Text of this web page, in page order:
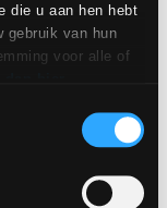
die u aan hen hebt
gebruik van hun
voor alle of
wilt, kunt